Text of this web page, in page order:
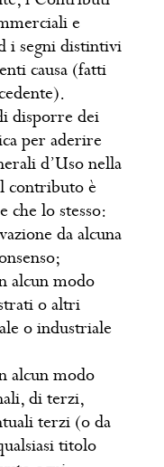
e
i segni distintivi
causa (fatti
disporre dei
per aderire
d’Uso nella
contributo è
che lo stesso:
da alcuna
alcun modo
o altri
o industriale
alcun modo
di terzi,
terzi (o da
titolo